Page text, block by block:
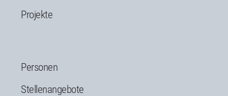
Projekte
Personen
Stellenangebote